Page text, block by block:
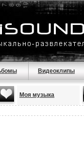
Видеоклипы
Моя музыка